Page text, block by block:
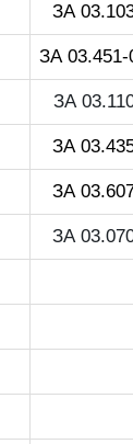
ЗА
ЗА 03.451-
ЗА
ЗА
ЗА
ЗА